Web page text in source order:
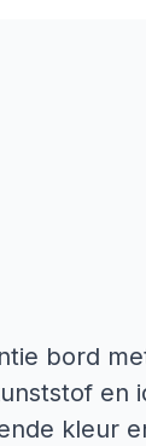
bord
en
kleur